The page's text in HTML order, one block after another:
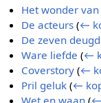
Het wonder
De acteurs (←
De zeven
Ware liefde (←
Coverstory (←
Pril geluk (←